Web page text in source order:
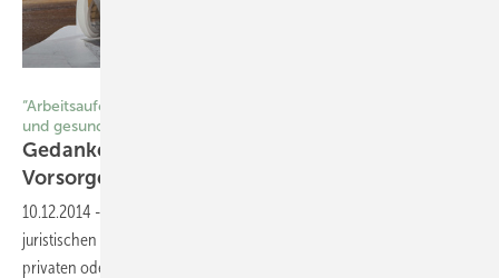
“Arbeitsaufenthalt im Ausland unter besonderen klimatischen
und gesundheitlichen Belastungen“
Gedanken zur arbeitsmedizinischen
Vorsorgeuntersuchung analog zu G
10.12.2014 -
juristischen Fallen, die allen Beteiligten im Zusammenhang mit
privaten oder beruflichen Reisen drohen können, hat ein erfreuliches